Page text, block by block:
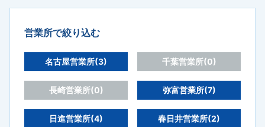
営業所で絞り込む
名古屋営業所(3) 千葉営業所(0)
長崎営業所(0) 弥富営業所(7)
日進営業所(4) 春日井営業所(2)